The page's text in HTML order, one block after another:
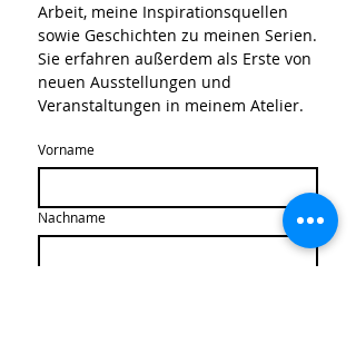
Arbeit, meine Inspirationsquellen
sowie Geschichten zu meinen Serien.
Sie erfahren außerdem als Erste von
neuen Ausstellungen und
Veranstaltungen in meinem Atelier.
Vorname
Nachname